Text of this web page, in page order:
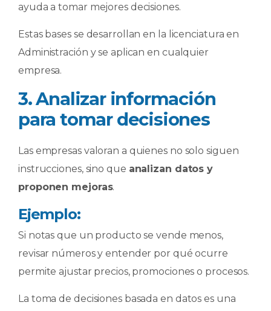
ayuda a tomar mejores decisiones.
Estas bases se desarrollan en la licenciatura en
Administración y se aplican en cualquier
empresa.
3. Analizar información
para tomar decisiones
Las empresas valoran a quienes no solo siguen
instrucciones, sino que analizan datos y
proponen mejoras.
Ejemplo:
Si notas que un producto se vende menos,
revisar números y entender por qué ocurre
permite ajustar precios, promociones o procesos.
La toma de decisiones basada en datos es una